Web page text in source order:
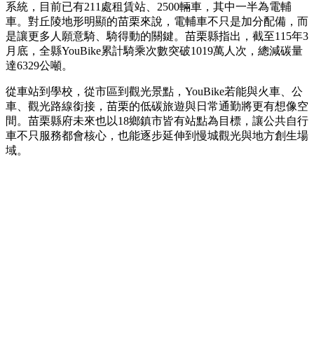
系統，目前已有211處租賃站、2500輛車，其中一半為電輔
車。對丘陵地形明顯的苗栗來說，電輔車不只是加分配備，而
是讓更多人願意騎、騎得動的關鍵。苗栗縣指出，截至115年3
月底，全縣YouBike累計騎乘次數突破1019萬人次，總減碳量
達6329公噸。
從車站到學校，從市區到觀光景點，YouBike若能與火車、公
車、觀光路線銜接，苗栗的低碳旅遊與日常通勤將更有想像空
間。苗栗縣府未來也以18鄉鎮市皆有站點為目標，讓公共自行
車不只服務都會核心，也能逐步延伸到慢城觀光與地方創生場
域。